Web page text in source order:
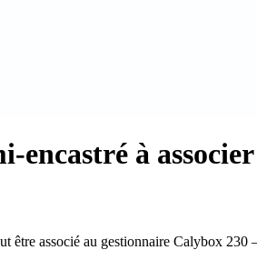
à
être associé au gestionnaire Calybox